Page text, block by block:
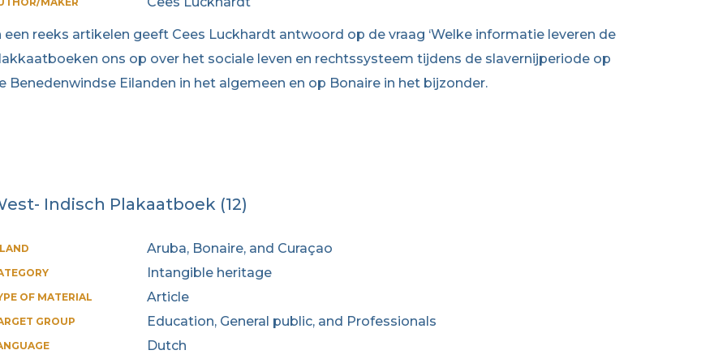
een reeks artikelen geeft Cees Luckhardt antwoord op de vraag ‘Welke informatie leveren de
ons op over het sociale leven en rechtssysteem tijdens de slavernijperiode op
Benedenwindse Eilanden in het algemeen en op Bonaire in het bijzonder.
Indisch Plakaatboek (12)
Aruba, Bonaire, and Curaçao
Intangible heritage
OF MATERIAL Article
GROUP Education, General public, and Professionals
Dutch